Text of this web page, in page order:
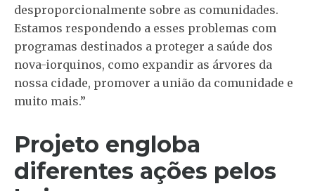
desproporcionalmente sobre as comunidades.
Estamos respondendo a esses problemas com
programas destinados a proteger a saúde dos
nova-iorquinos, como expandir as árvores da
nossa cidade, promover a união da comunidade e
muito mais.”
Projeto engloba
diferentes ações pelos